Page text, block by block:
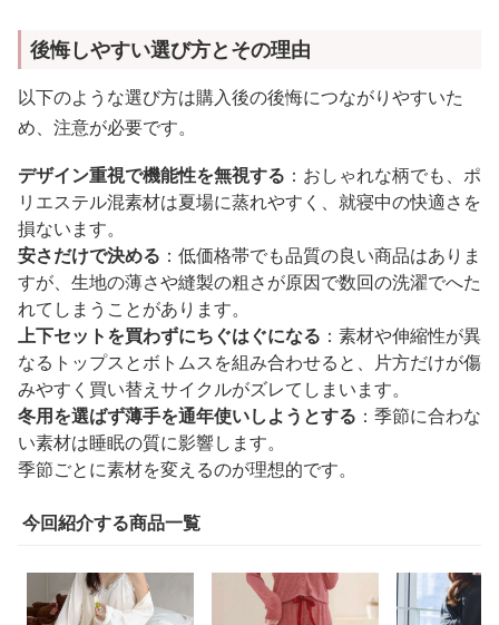
後悔しやすい選び方とその理由
以下のような選び方は購入後の後悔につながりやすいた
め、注意が必要です。
デザイン重視で機能性を無視する ：おしゃれな柄でも、ポ
リエステル混素材は夏場に蒸れやすく、就寝中の快適さを
損ないます。
安さだけで決める ：低価格帯でも品質の良い商品はありま
すが、生地の薄さや縫製の粗さが原因で数回の洗濯でへた
れてしまうことがあります。
上下セットを買わずにちぐはぐになる ：素材や伸縮性が異
なるトップスとボトムスを組み合わせると、片方だけが傷
みやすく買い替えサイクルがズレてしまいます。
冬用を選ばず薄手を通年使いしようとする ：季節に合わな
い素材は睡眠の質に影響します。
季節ごとに素材を変えるのが理想的です。
今回紹介する商品一覧